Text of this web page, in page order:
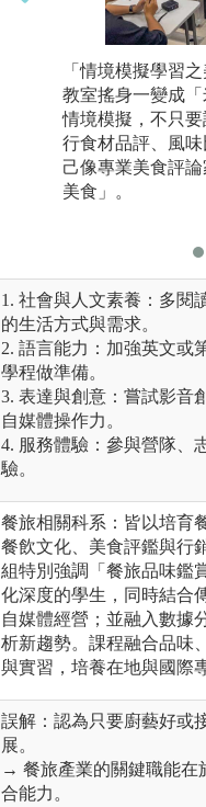
「情境模擬學習
教室搖身一變成
情境模擬，不只
行食材品評、風
己像專業美食評
美食」。
1. 社會與人文素養：多閱
的生活方式與需求。
2. 語言能力：加強英文或
學程做準備。
3. 表達與創意：嘗試影音
自媒體操作力。
4. 服務體驗：參與營隊、
驗。
餐旅相關科系：皆以培育
餐飲文化、美食評鑑與行
組特別強調「餐旅品味鑑
化深度的學生，同時結合
自媒體經營；並融入數據
析新趨勢。課程融合品味
與實習，培養在地與國際
誤解：認為只要廚藝好或
展。
→ 餐旅產業的關鍵職能在
合能力。